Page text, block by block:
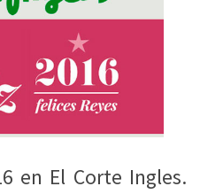
en El Corte Ingles.